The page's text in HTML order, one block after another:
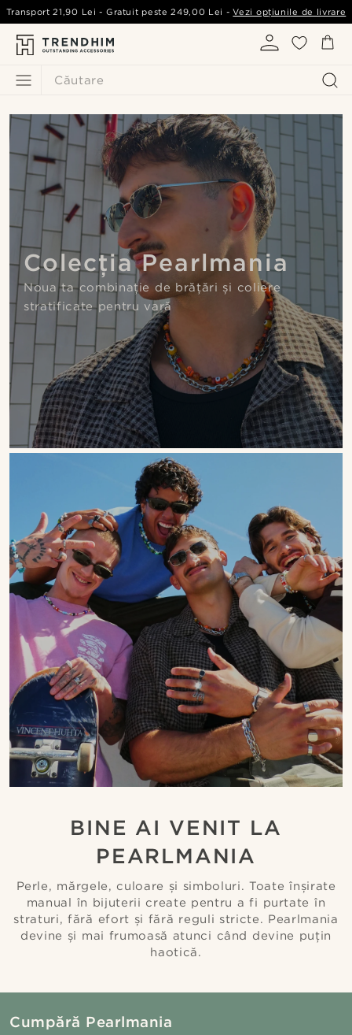
Căutare
Transport 21,90 Lei - Gratuit peste249,00 Lei -Vezi opțiunile de livrare
Colecția Pearlmania
Noua ta combinație de brățări și coliere
stratificate pentru vară
BINE AI VENIT LA
PEARLMANIA
Perle, mărgele, culoare și simboluri. Toate înșirate
manual în bijuterii create pentru a fi purtate în
straturi, fără efort și fără reguli stricte. Pearlmania
devine și mai frumoasă atunci când devine puțin
haotică.
Cumpără Pearlmania